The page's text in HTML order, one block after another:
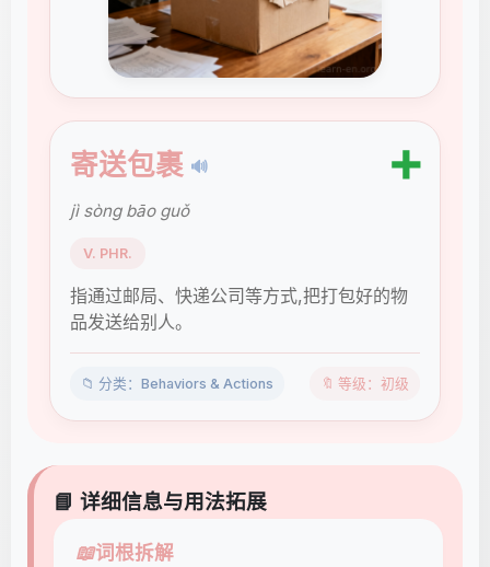
寄送包裹 🔊 ➕
jì sòng bāo guǒ
V. PHR.
指通过邮局、快递公司等方式,把打包好的物
品发送给别人。
📁 分类：Behaviors & Actions 🔖 等级：初级
📘 详细信息与用法拓展
📖词根拆解